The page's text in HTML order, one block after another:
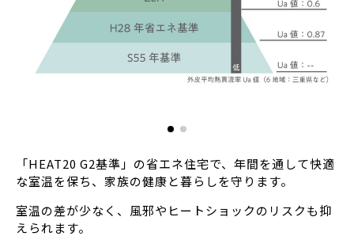
「HEAT20 G2基準」の省エネ住宅で、年間を通して快適
な室温を保ち、家族の健康と暮らしを守ります。
室温の差が少なく、風邪やヒートショックのリスクも抑
えられます。